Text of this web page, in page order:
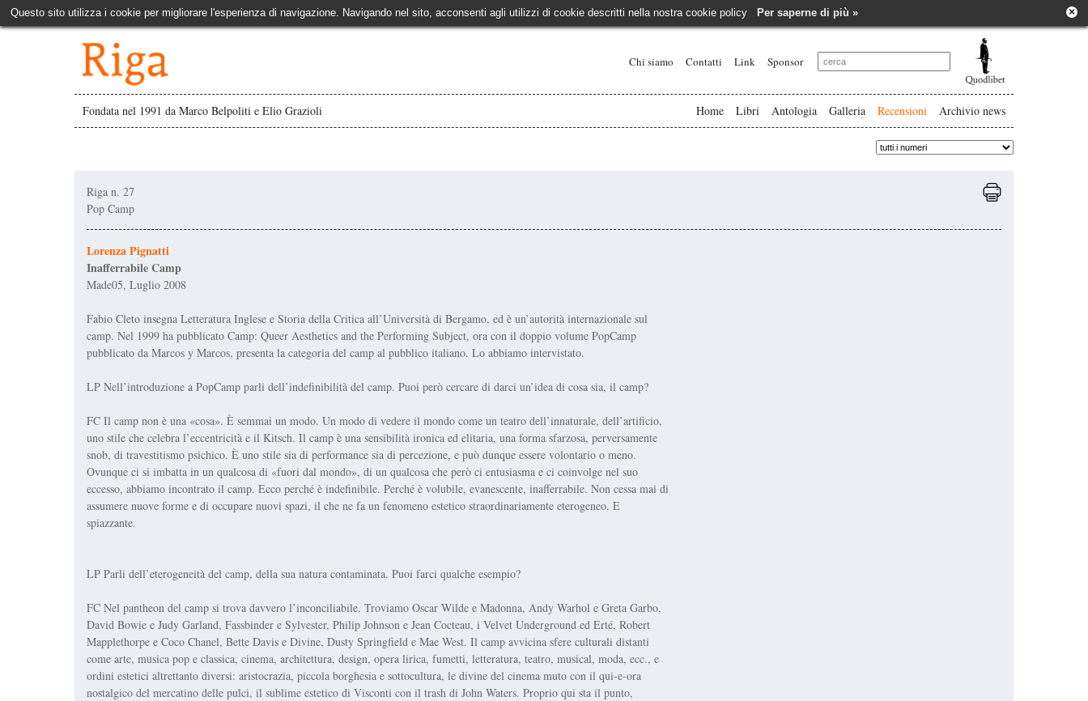
Questo sito utilizza i cookie per migliorare l'esperienza di navigazione. Navigando nel sito, acconsenti agli utilizzi di cookie descritti nella nostra cookie policy Per saperne di più » ×
Chi siamo Contatti Link Sponsor
Fondata nel 1991 da Marco Belpoliti e Elio Grazioli Home Libri Antologia Galleria Recensioni Archivio news
Riga n. 27
Pop Camp
Lorenza Pignatti
Inafferrabile Camp
Made05, Luglio 2008
Fabio Cleto insegna Letteratura Inglese e Storia della Critica all’Università di Bergamo, ed è un’autorità internazionale sul
camp. Nel 1999 ha pubblicato Camp: Queer Aesthetics and the Performing Subject, ora con il doppio volume PopCamp
pubblicato da Marcos y Marcos, presenta la categoria del camp al pubblico italiano. Lo abbiamo intervistato.
LP Nell’introduzione a PopCamp parli dell’indefinibilità del camp. Puoi però cercare di darci un’idea di cosa sia, il camp?
FC Il camp non è una «cosa». È semmai un modo. Un modo di vedere il mondo come un teatro dell’innaturale, dell’artificio,
uno stile che celebra l’eccentricità e il Kitsch. Il camp è una sensibilità ironica ed elitaria, una forma sfarzosa, perversamente
snob, di travestitismo psichico. È uno stile sia di performance sia di percezione, e può dunque essere volontario o meno.
Ovunque ci si imbatta in un qualcosa di «fuori dal mondo», di un qualcosa che però ci entusiasma e ci coinvolge nel suo
eccesso, abbiamo incontrato il camp. Ecco perché è indefinibile. Perché è volubile, evanescente, inafferrabile. Non cessa mai di
assumere nuove forme e di occupare nuovi spazi, il che ne fa un fenomeno estetico straordinariamente eterogeneo. E
spiazzante.
LP Parli dell’eterogeneità del camp, della sua natura contaminata. Puoi farci qualche esempio?
FC Nel pantheon del camp si trova davvero l’inconciliabile. Troviamo Oscar Wilde e Madonna, Andy Warhol e Greta Garbo,
David Bowie e Judy Garland, Fassbinder e Sylvester, Philip Johnson e Jean Cocteau, i Velvet Underground ed Erté, Robert
Mapplethorpe e Coco Chanel, Bette Davis e Divine, Dusty Springfield e Mae West. Il camp avvicina sfere culturali distanti
come arte, musica pop e classica, cinema, architettura, design, opera lirica, fumetti, letteratura, teatro, musical, moda, ecc., e
ordini estetici altrettanto diversi: aristocrazia, piccola borghesia e sottocultura, le divine del cinema muto con il qui-e-ora
nostalgico del mercatino delle pulci, il sublime estetico di Visconti con il trash di John Waters. Proprio qui sta il punto,